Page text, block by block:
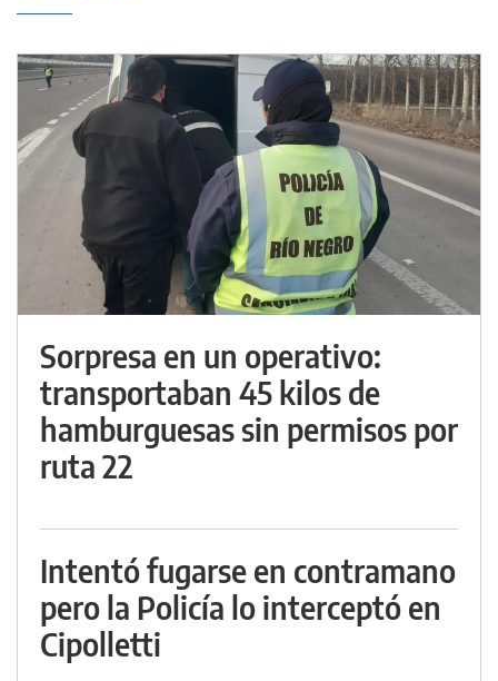
Sorpresa en un operativo:
transportaban 45 kilos de
hamburguesas sin permisos por
ruta 22
Intentó fugarse en contramano
pero la Policía lo interceptó en
Cipolletti